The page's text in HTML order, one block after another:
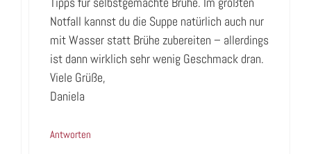
Notfall kannst du die Suppe natürlich auch nur
mit Wasser statt Brühe zubereiten – allerdings
ist dann wirklich sehr wenig Geschmack dran.
Viele Grüße,
Daniela
Antworten